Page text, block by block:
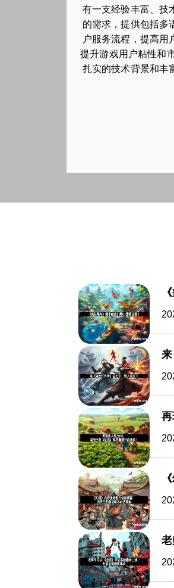
有一支经验丰富、技
的需求，提供包括多
户服务流程，提高
提升游戏用户粘性和
扎实的技术背景和丰